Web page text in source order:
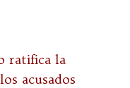
ratifica la
acusados